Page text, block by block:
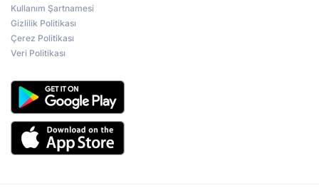
Kullanım Şartnamesi
Gizlilik Politikası
Çerez Politikası
Veri Politikası